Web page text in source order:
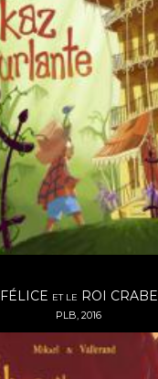
FÉLICE ET LE ROI CRABE
PLB, 2016